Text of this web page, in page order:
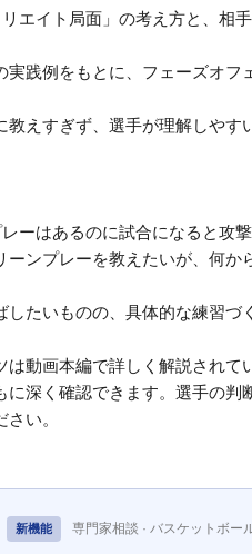
エイト局面」の考え方と、相
実践例をもとに、フェーズオ
教えすぎず、選手が理解しや
ーはあるのに試合になると攻
ーンプレーを教えたいが、何
したいものの、具体的な練習
動画本編で詳しく解説され
に深く確認できます。選手の
い。
新機能 専門家相談 · バスケットボー